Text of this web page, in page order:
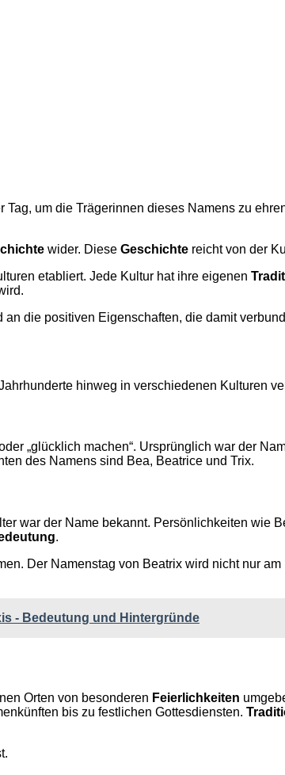
Tag, um die Trägerinnen dieses Namens zu
wider. Diese Geschichte reicht von der
etabliert. Jede Kultur hat ihre eigenen
an die positiven Eigenschaften, die damit
hinweg in verschiedenen Kulturen
„glücklich machen“. Ursprünglich war der
des Namens sind Bea, Beatrice und Trix.
war der Name bekannt. Persönlichkeiten wie
.
Der Namenstag von Beatrix wird nicht nur
- Bedeutung und Hintergründe
Orten von besonderen Feierlichkeiten
bis zu festlichen Gottesdiensten.